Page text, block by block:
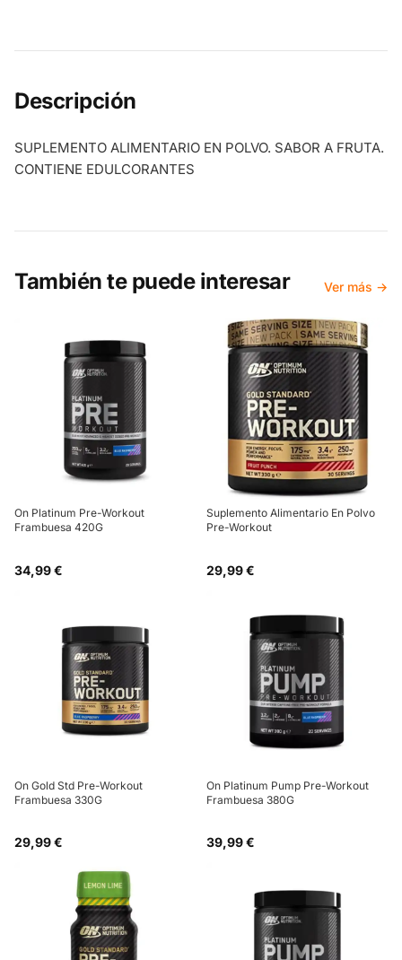
Descripción
SUPLEMENTO ALIMENTARIO EN POLVO. SABOR A FRUTA.
CONTIENE EDULCORANTES
También te puede interesar Ver más →
On Platinum Pre-Workout
Frambuesa 420G
34,99 €
Suplemento Alimentario En Polvo
Pre-Workout
29,99 €
On Gold Std Pre-Workout
Frambuesa 330G
29,99 €
On Platinum Pump Pre-Workout
Frambuesa 380G
39,99 €